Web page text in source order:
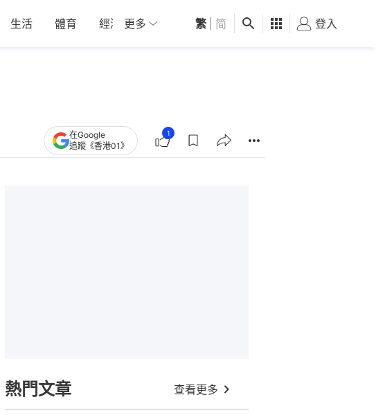
生活 體育 經濟 01深圳 觀點 健康 好食玩飛
更多 繁 简 登入
在Google
追蹤《香港01》
1
熱門文章 查看更多